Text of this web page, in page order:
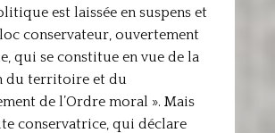
est laissée en suspens et
conservateur, ouvertement
qui se constitue en vue de la
du territoire et du
de l’Ordre moral ». Mais
conservatrice, qui déclare